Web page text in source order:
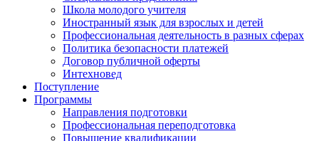
Школа молодого учителя
Иностранный язык для взрослых и детей
Профессиональная деятельность в разных сферах
Политика безопасности платежей
Договор публичной оферты
Интехновед
Поступление
Программы
Направления подготовки
Профессиональная переподготовка
Повышение квалификации